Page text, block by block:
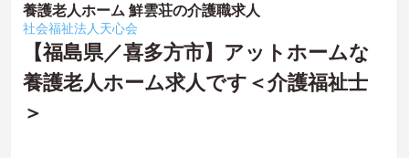
養護老人ホーム 鮮雲荘の介護職求人
社会福祉法人天心会
【福島県／喜多方市】アットホームな
養護老人ホーム求人です＜介護福祉士
＞